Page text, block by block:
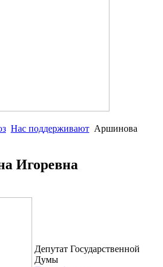
Нас поддерживают Аршинова
Игоревна
Депутат Государственной
Думы